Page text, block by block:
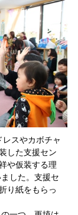
スやカボチャ
した支援セン
や仮装する理
した。支援セ
り紙をもらっ